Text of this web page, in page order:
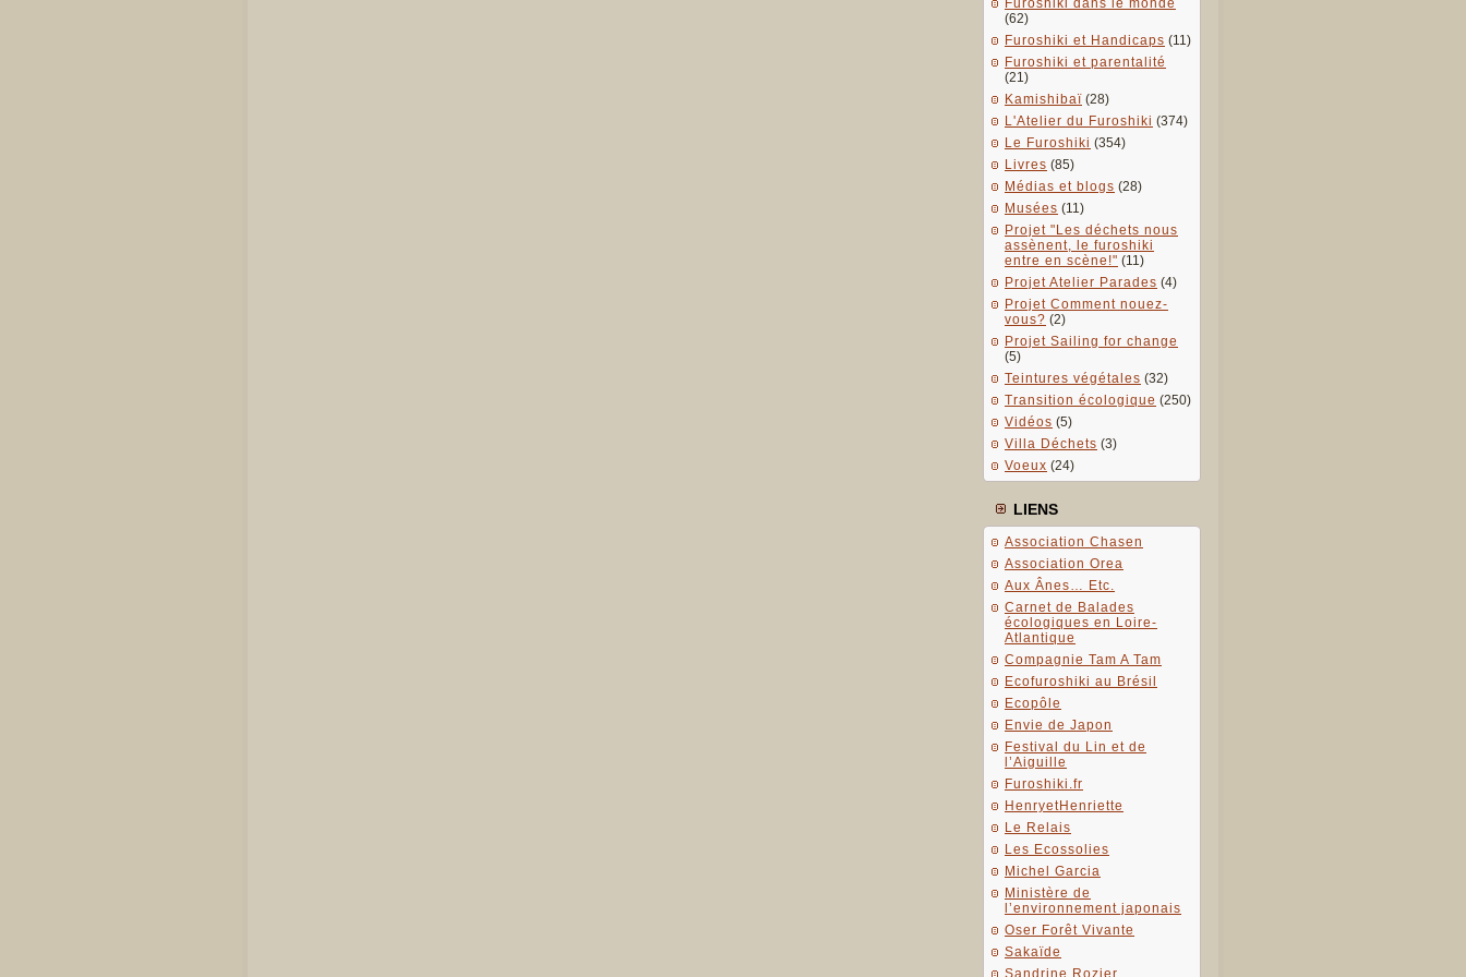
Furoshiki dans le monde
(62)
Furoshiki et Handicaps (11)
Furoshiki et parentalité
(21)
Kamishibaï (28)
L'Atelier du Furoshiki (374)
Le Furoshiki (354)
Livres (85)
Médias et blogs (28)
Musées (11)
Projet "Les déchets nous
assènent, le furoshiki
entre en scène!" (11)
Projet Atelier Parades (4)
Projet Comment nouez-
vous? (2)
Projet Sailing for change
(5)
Teintures végétales (32)
Transition écologique (250)
Vidéos (5)
Villa Déchets (3)
Voeux (24)
LIENS
Association Chasen
Association Orea
Aux Ânes… Etc.
Carnet de Balades
écologiques en Loire-
Atlantique
Compagnie Tam A Tam
Ecofuroshiki au Brésil
Ecopôle
Envie de Japon
Festival du Lin et de
l’Aiguille
Furoshiki.fr
HenryetHenriette
Le Relais
Les Ecossolies
Michel Garcia
Ministère de
l’environnement japonais
Oser Forêt Vivante
Sakaïde
Sandrine Rozier